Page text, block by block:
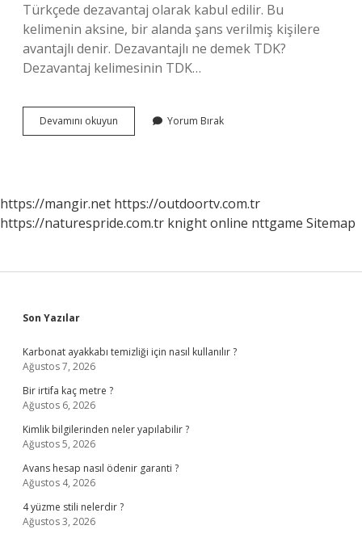
Türkçede dezavantaj olarak kabul edilir. Bu
kelimenin aksine, bir alanda şans verilmiş kişilere
avantajlı denir. Dezavantajlı ne demek TDK?
Dezavantaj kelimesinin TDK…
Devamını okuyun Dezavantaj
Ne
Yorum Bırak
https://mangir.net https://outdoortv.com.tr
https://naturespride.com.tr knight online nttgame Sitemap
Sidebar
Son Yazılar
Karbonat ayakkabı temizliği için nasıl kullanılır ?
Ağustos 7, 2026
Bir irtifa kaç metre ?
Ağustos 6, 2026
Kimlik bilgilerinden neler yapılabilir ?
Ağustos 5, 2026
Avans hesap nasıl ödenir garanti ?
Ağustos 4, 2026
4 yüzme stili nelerdir ?
Ağustos 3, 2026